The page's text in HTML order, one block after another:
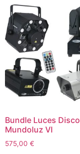
Bundle Luces Disco
Mundoluz VI
575,00 €